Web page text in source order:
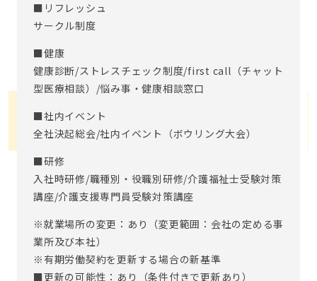
■リフレッシュ
サークル制度
■健康
健康診断/ストレスチェック制度/first call（チャット
型医療相談）/悩み事・健康相談窓口
■社内イベント
全社決起総会/社内イベント（ボウリング大会）
■研修
入社時研修/職種別・役職別研修/介護福祉士受験対策
講座/介護支援専門員受験対策講座
※就業場所の変更：あり（変更範囲：会社の定める事
業所及び本社）
※有期労働契約を更新する場合の新基準
■更新の可能性：あり（条件付きで更新あり）